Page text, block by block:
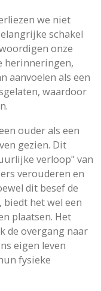
we niet
schakel
onze
herinneringen,
aanvoelen als een
waardoor
ouder als een
gezien. Dit
verloop" van
verouderen en
dit besef de
het wel een
plaatsen. Het
de overgang naar
eigen leven
fysieke